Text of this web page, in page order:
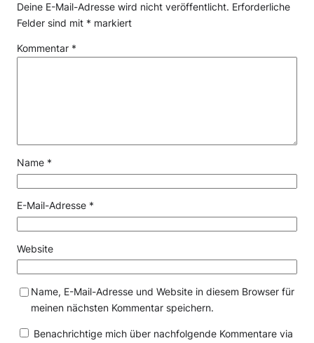
Deine E-Mail-Adresse wird nicht veröffentlicht. Erforderliche
Felder sind mit * markiert
Kommentar *
Name *
E-Mail-Adresse *
Website
Name, E-Mail-Adresse und Website in diesem Browser für
meinen nächsten Kommentar speichern.
Benachrichtige mich über nachfolgende Kommentare via